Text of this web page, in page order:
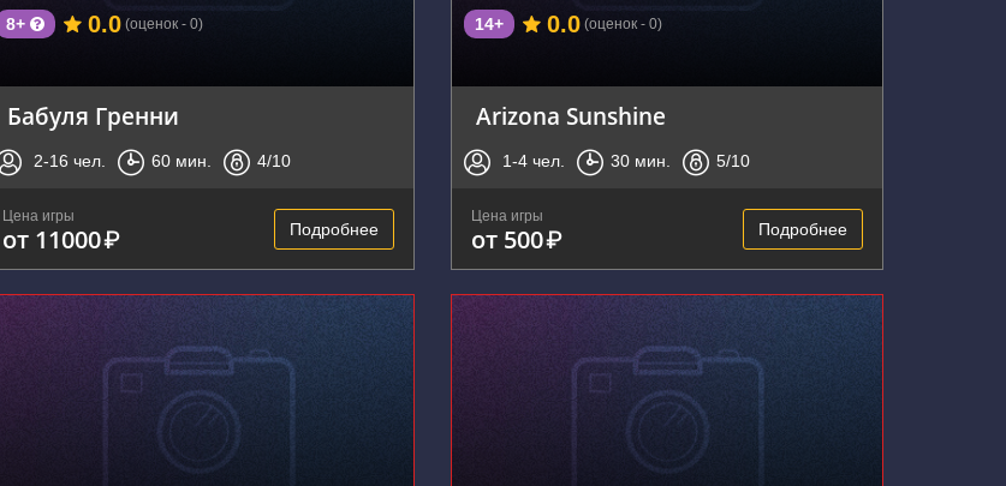
8+ 0.0 (оценок - 0)
Бабуля Гренни
2-16 чел. 60 мин. 4/10
Цена игры
от 11000₽ Подробнее
14+ 0.0 (оценок - 0)
Arizona Sunshine
1-4 чел. 30 мин. 5/10
Цена игры
от 500₽ Подробнее